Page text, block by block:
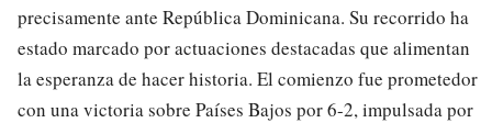
precisamente ante República Dominicana. Su recorrido ha
estado marcado por actuaciones destacadas que alimentan
la esperanza de hacer historia. El comienzo fue prometedor
con una victoria sobre Países Bajos por 6-2, impulsada por